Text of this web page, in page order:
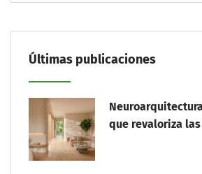
Últimas publicaciones
que revaloriza